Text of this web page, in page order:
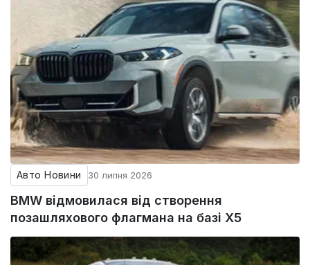
Авто Новини 30 липня 2026
BMW відмовилася від створення
позашляхового флагмана на базі X5